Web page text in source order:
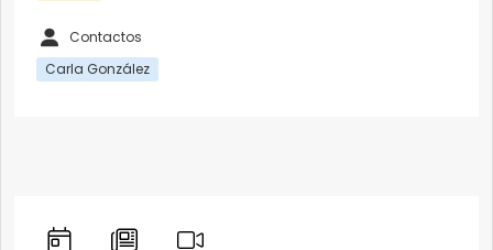
Contactos
Carla González